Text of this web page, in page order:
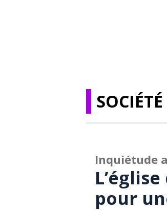
SOCIÉTÉ
Inquiétude
pour